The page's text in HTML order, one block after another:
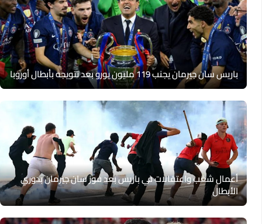
باريس سان جيرمان يجنب 119 مليون يورو بعد تتويجه بأبطال أوروبا
أعمال شغب واعتقالات في باريس بعد فوز سان جيرمان بدوري
الأبطال